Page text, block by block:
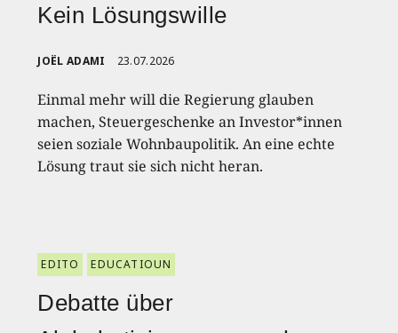
Kein Lösungswille
JOËL ADAMI 23.07.2026
Einmal mehr will die Regierung glauben
machen, Steuergeschenke an Investor*innen
seien soziale Wohnbaupolitik. An eine echte
Lösung traut sie sich nicht heran.
EDITO EDUCATIOUN
Debatte über